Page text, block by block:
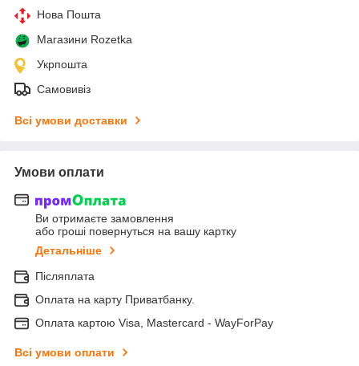
Нова Пошта
Магазини Rozetka
Укрпошта
Самовивіз
Всі умови доставки
Умови оплати
Ви отримаєте замовлення
або гроші повернуться на вашу картку
Детальніше
Післяплата
Оплата на карту Приватбанку.
Оплата картою Visa, Mastercard - WayForPay
Всі умови оплати